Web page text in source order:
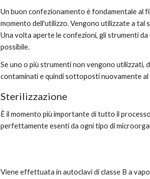
Un buon confezionamento è fondamentale al
momento dell'utilizzo. Vengono utilizzate a tal
Una volta aperte le confezioni, gli strumenti
possibile.
Se uno o più strumenti non vengono utilizzati,
contaminati e quindi sottoposti nuovamente
Sterilizzazione
È il momento più importante di tutto il
perfettamente esenti da ogni tipo di
Viene effettuata in autoclavi di classe B a